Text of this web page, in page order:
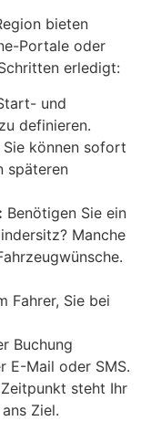
bieten
Portale oder
erledigt:
und
definieren.
Sie können sofort
späteren
Benötigen Sie ein
Manche
Fahrer, Sie bei
Buchung
E-Mail oder SMS.
steht Ihr
Ziel.